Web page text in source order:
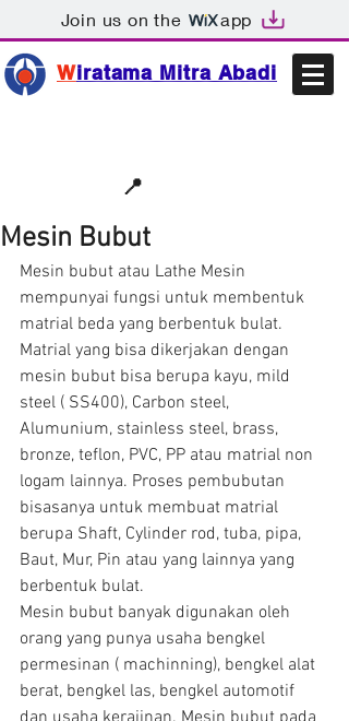
Join us on the app
Wiratama Mitra Abadi
📍
Mesin Bubut
Mesin bubut atau Lathe Mesin
mempunyai fungsi untuk membentuk
matrial beda yang berbentuk bulat.
Matrial yang bisa dikerjakan dengan
mesin bubut bisa berupa kayu, mild
steel ( SS400), Carbon steel,
Alumunium, stainless steel, brass,
bronze, teflon, PVC, PP atau matrial non
logam lainnya. Proses pembubutan
bisasanya untuk membuat matrial
berupa Shaft, Cylinder rod, tuba, pipa,
Baut, Mur, Pin atau yang lainnya yang
berbentuk bulat.
Mesin bubut banyak digunakan oleh
orang yang punya usaha bengkel
permesinan ( machinning), bengkel alat
berat, bengkel las, bengkel automotif